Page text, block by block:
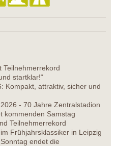
Teilnehmerrekord
startklar!“
Kompakt, attraktiv, sicher und
- 70 Jahre Zentralstadion
kommenden Samstag
Teilnehmerrekord
Frühjahrsklassiker in Leipzig
endet die